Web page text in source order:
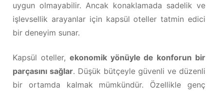
uygun olmayabilir. Ancak konaklamada sadelik ve
işlevsellik arayanlar için kapsül oteller tatmin edici
bir deneyim sunar.
Kapsül oteller, ekonomik yönüyle de konforun bir
parçasını sağlar. Düşük bütçeyle güvenli ve düzenli
bir ortamda kalmak mümkündür. Özellikle genç